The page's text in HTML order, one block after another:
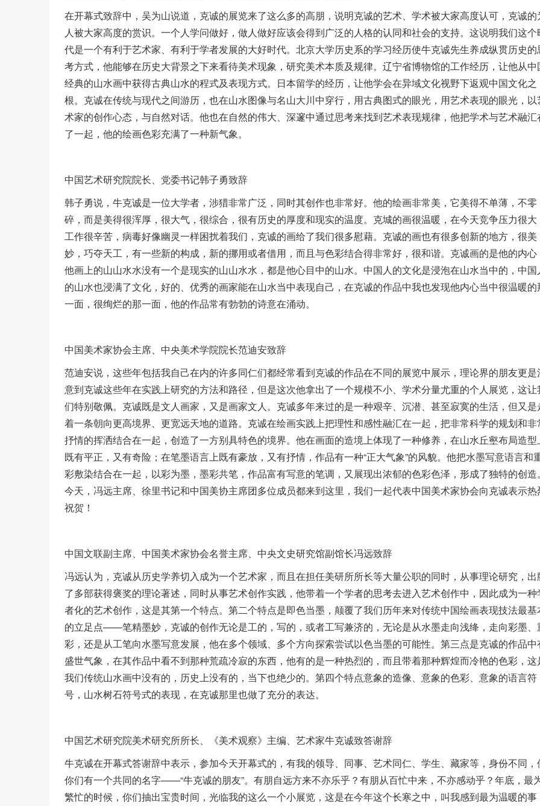
在开幕式致辞中，吴为山说道，克诚的展览来了这么多的高朋，说明克诚的艺术、学术被大家高度认可，克诚的
人被大家高度的赏识。一个人学问做好，做人做好应该会得到广泛的人格的认同和社会的支持。这说明我们这个
代是一个有利于艺术家、有利于学者发展的大好时代。北京大学历史系的学习经历使牛克诚先生养成纵贯历史的
考方式，他能够在历史大背景之下来看待美术现象，研究美术本质及规律。辽宁省博物馆的工作经历，让他从中
经典的山水画中获得古典山水的程式及表现方式。日本留学的经历，让他学会在异域文化视野下返观中国文化之
根。克诚在传统与现代之间游历，也在山水图像与名山大川中穿行，用古典图式的眼光，用艺术表现的眼光，以
术家的创作心态，与自然对话。他也在自然的伟大、深邃中通过思考来找到艺术表现规律，他把学术与艺术融汇
了一起，他的绘画色彩充满了一种新气象。
中国艺术研究院院长、党委书记韩子勇致辞
韩子勇说，牛克诚是一位大学者，涉猎非常广泛，同时其创作也非常好。他的绘画非常美，它美得不单薄，不零
碎，而是美得很浑厚，很大气，很综合，很有历史的厚度和现实的温度。克城的画很温暖，在今天竞争压力很大
工作很辛苦，病毒好像幽灵一样困扰着我们，克诚的画给了我们很多慰藉。克诚的画也有很多创新的地方，很美
妙，巧夺天工，有一些新的构成，新的挪用或者借用，而且与色彩结合得非常好，很和谐。克诚画的是他的内心
他画上的山山水水没有一个是现实的山山水水，都是他心目中的山水。中国人的文化是浸泡在山水当中的，中国
的山水也浸满了文化，好的、优秀的画家能在山水当中表现自己，在克诚的作品中我也发现他内心当中很温暖的
一面，很绚烂的那一面，他的作品常有勃勃的诗意在涌动。
中国美术家协会主席、中央美术学院院长范迪安致辞
范迪安说，这些年包括我自己在内的许多同仁们都经常看到克诚的作品在不同的展览中展示，理论界的朋友更是
意到克诚这些年在实践上研究的方法和路径，但是这次他拿出了一个规模不小、学术分量尤重的个人展览，这让
们特别敬佩。克诚既是文人画家，又是画家文人。克诚多年来过的是一种艰辛、沉潜、甚至寂寞的生活，但又是
着一条朝向更高境界、更宽远天地的道路。克诚在绘画实践上把理性和感性融汇在一起，把非常科学的规划和非
抒情的挥洒结合在一起，创造了一方别具特色的境界。他在画面的造境上体现了一种修养，在山水丘壑布局造型
既有平正，又有奇险；在笔墨语言上既有豪放，又有抒情，作品有一种“正大气象”的风貌。他把水墨写意语言和
彩敷染结合在一起，以彩为墨，墨彩共笔，作品富有写意的笔调，又展现出浓郁的色彩色泽，形成了独特的创造。
今天，冯远主席、徐里书记和中国美协主席团多位成员都来到这里，我们一起代表中国美术家协会向克诚表示热
祝贺！
中国文联副主席、中国美术家协会名誉主席、中央文史研究馆副馆长冯远致辞
冯远认为，克诚从历史学养切入成为一个艺术家，而且在担任美研所所长等大量公职的同时，从事理论研究，出
了多部获得褒奖的理论著述，同时从事艺术创作实践，他带着一个学者的思考去进入艺术创作中，因此成为一种
者化的艺术创作，这是其第一个特点。第二个特点是即色当墨，颠覆了我们历年来对传统中国绘画表现技法最基
的立足点——笔精墨妙，克诚的创作无论是工的，写的，或者工写兼济的，无论是从水墨走向浅绛，走向彩墨、
彩，还是从工笔向水墨写意发展，他在多个领域、多个方向探索尝试以色当墨的可能性。第三点是克诚的作品中
盛世气象，在其作品中看不到那种荒疏冷寂的东西，他有的是一种热烈的，而且带着那种辉煌而冷艳的色彩，这
我们传统山水画中没有的，历史上没有的，当下也绝少的。第四个特点意象的造像、意象的色彩、意象的语言符
号，山水树石符号式的表现，在克诚那里也做了充分的表达。
中国艺术研究院美术研究所所长、《美术观察》主编、艺术家牛克诚致答谢辞
牛克诚在开幕式答谢辞中表示，参加今天开幕式的，有我的领导、同事、艺术同仁、学生、藏家等，身份不同，
你们有一个共同的名字——“牛克诚的朋友”。有朋自远方来不亦乐乎？有朋从百忙中来，不亦感动乎？年底，最
繁忙的时候，你们抽出宝贵时间，光临我的这么一个小展览，这是在今年这个长寒之中，叫我感到最为温暖的事